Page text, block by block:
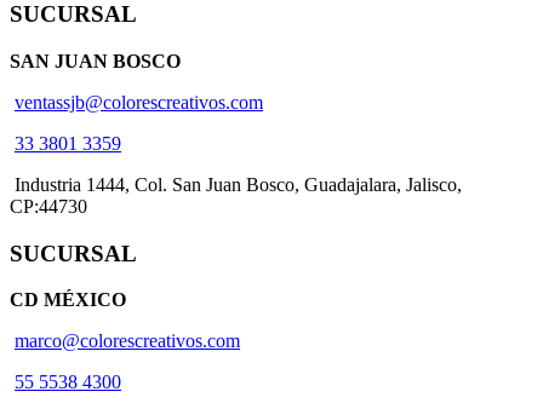
SUCURSAL
SAN JUAN BOSCO
ventassjb@colorescreativos.com
33 3801 3359
Industria 1444, Col. San Juan Bosco, Guadajalara, Jalisco,
CP:44730
SUCURSAL
CD MÉXICO
marco@colorescreativos.com
55 5538 4300